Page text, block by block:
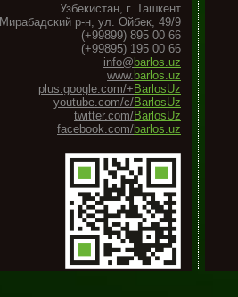
Узбекистан, г. Ташкент
Мирабадский р-н, ул. Ойбек, 49/9
(+99899) 895 00 66
(+99895) 195 00 66
info@ barlos.uz
www. barlos.uz
plus.google.com/+ BarlosUz
youtube.com/c/BarlosUz
twitter.com/BarlosUz
facebook.com/barlos.uz